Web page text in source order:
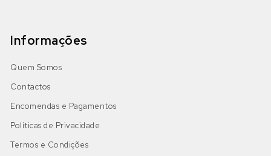
Informações
Quem Somos
Contactos
Encomendas e Pagamentos
Políticas de Privacidade
Termos e Condições